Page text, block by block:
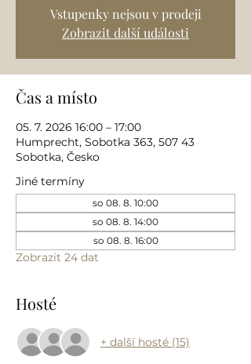
Vstupenky nejsou v prodeji
Zobrazit další události
Čas a místo
05. 7. 2026 16:00 – 17:00
Humprecht, Sobotka 363, 507 43
Sobotka, Česko
Jiné termíny
so 08. 8. 10:00
so 08. 8. 14:00
so 08. 8. 16:00
Zobrazit 24 dat
Hosté
+ další hosté (15)